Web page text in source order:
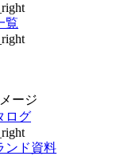
覧
ログ
ンド資料